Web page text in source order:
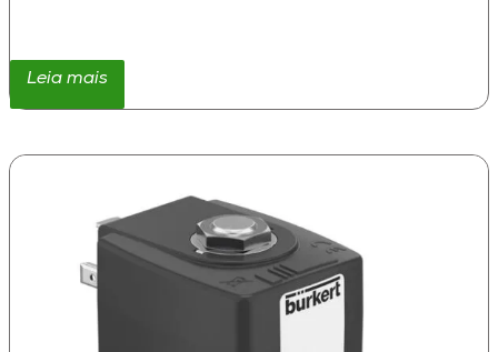
Leia mais